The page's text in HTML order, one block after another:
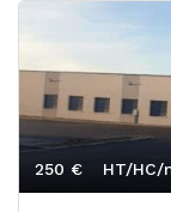
250 € HT/HC/